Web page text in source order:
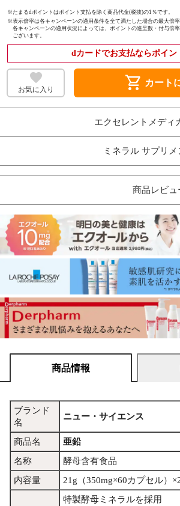
※たまるdポイントはポイント支払を除く商品代金(税抜)の1％です。
※表示倍率は各キャンペーンの適用条件を全て満たした場合の最大倍率
各キャンペーンの適用状況によっては、ポイントの進呈数・付与倍
ございます。
dカードでお支払ならポイン
お気に入り shopping_cart カート
エクセレントメディ
ミネラル サプリ
商品レビュ
商品情報
ブランド
名
ニュー・サイエンス
商品名
亜鉛
名称
酵母含有食品
内容量
21g（350mg×60カプセル）
特製酵母ミネラルを採用